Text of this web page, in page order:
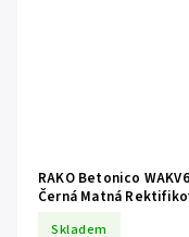
RAKO Betonico
Černá Matná
Skladem